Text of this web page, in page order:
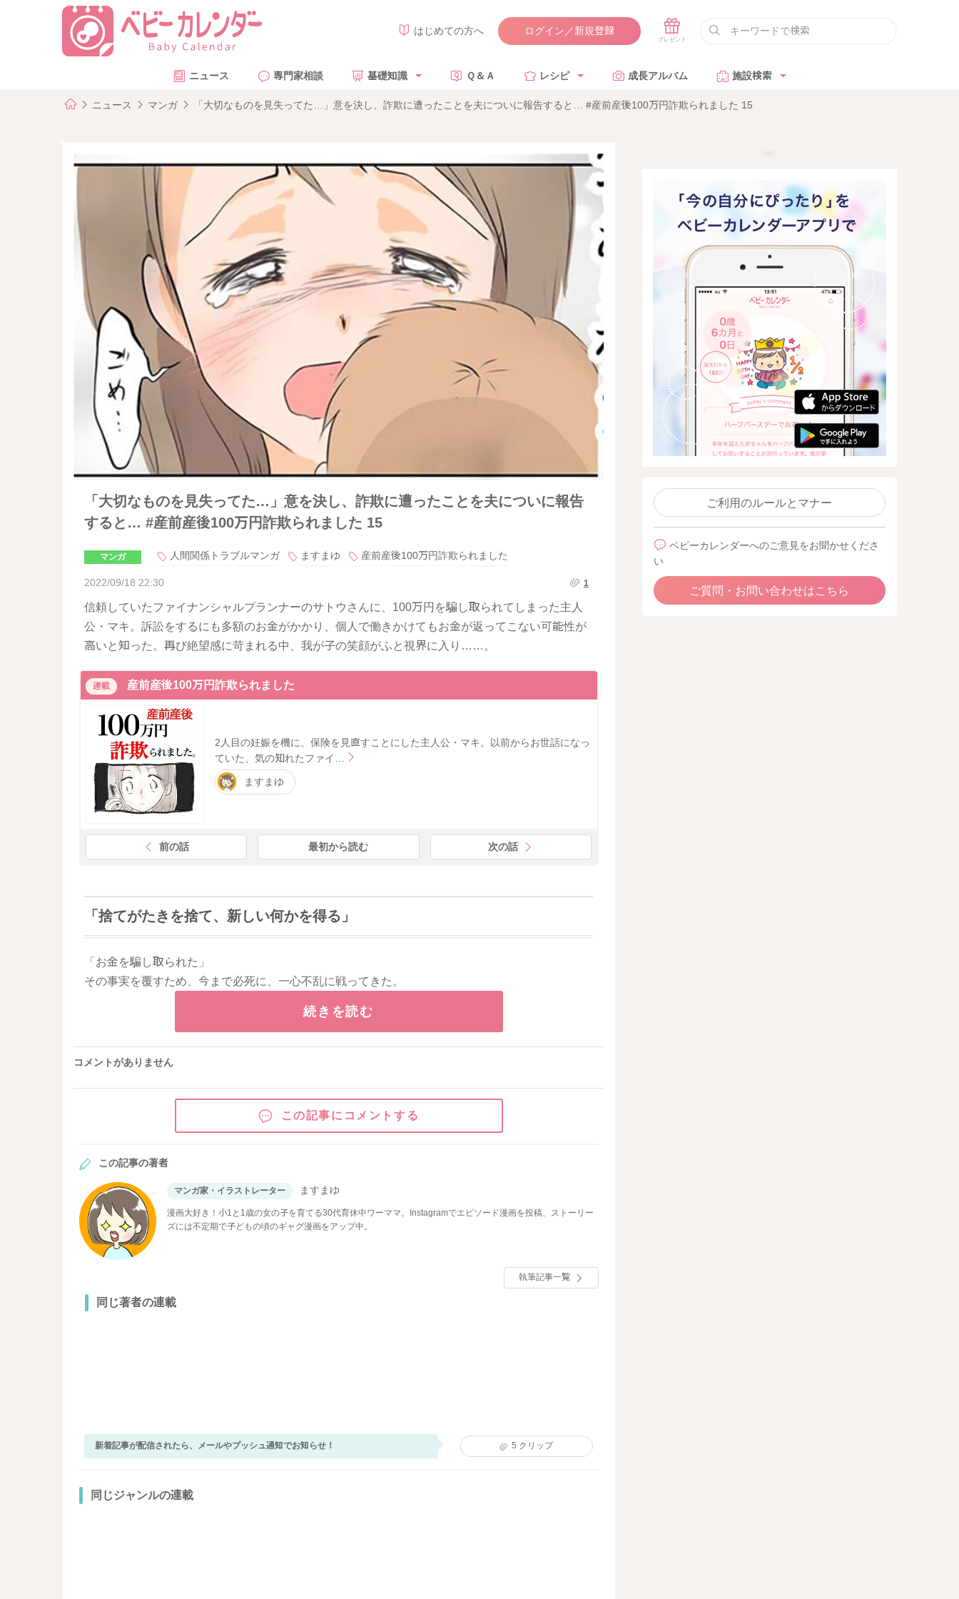
はじめての方へ ログイン／新規登録
ニュース 専門家相談 基礎知識 Ｑ＆Ａ レシピ 成長アルバム 施設検索
ニュース マンガ 「大切なものを見失ってた…」意を決し、詐欺に遭ったことを夫についに報告すると… #産前産後100万円詐欺られました 15
「大切なものを見失ってた…」意を決し、詐欺に遭ったことを夫についに報告
すると… #産前産後100万円詐欺られました 15
マンガ 人間関係トラブルマンガ ますまゆ 産前産後100万円詐欺られました
2022/09/18 22:30 1
信頼していたファイナンシャルプランナーのサトウさんに、100万円を騙し取られてしまった主人
公・マキ。訴訟をするにも多額のお金がかかり、個人で働きかけてもお金が返ってこない可能性が
高いと知った。再び絶望感に苛まれる中、我が子の笑顔がふと視界に入り……。
連載 産前産後100万円詐欺られました
2人目の妊娠を機に、保険を見直すことにした主人公・マキ。以前からお世話になっ
ていた、気の知れたファイ…
ますまゆ
前の話 最初から読む 次の話
「捨てがたきを捨て、新しい何かを得る」
「お金を騙し取られた」
その事実を覆すため、今まで必死に、一心不乱に戦ってきた。
続きを読む
コメントがありません
この記事にコメントする
この記事の著者
マンガ家・イラストレーター ますまゆ
漫画大好き！小1と1歳の女の子を育てる30代育休中ワーママ。Instagramでエピソード漫画を投稿、ストーリー
ズには不定期で子どもの頃のギャグ漫画をアップ中。
執筆記事一覧
同じ著者の連載
新着記事が配信されたら、メールやプッシュ通知でお知らせ！ 5 クリップ
同じジャンルの連載
ご利用のルールとマナー
ベビーカレンダーへのご意見をお聞かせくださ
い
ご質問・お問い合わせはこちら